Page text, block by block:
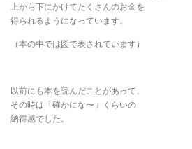
上から下にかけてたくさんのお金を
得られるようになっています。
（本の中では図で表されています）
以前にも本を読んだことがあって、
その時は「確かにな〜」くらいの
納得感でした。